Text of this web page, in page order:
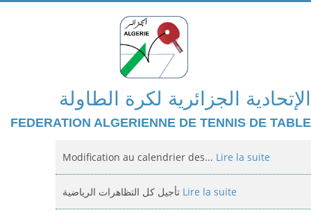
الإتحادية الجزائرية لكرة الطاولة
FEDERATION ALGERIENNE DE TENNIS DE TABLE
Modification au calendrier des... Lire la suite
تأجيل كل التظاهرات الرياضية Lire la suite